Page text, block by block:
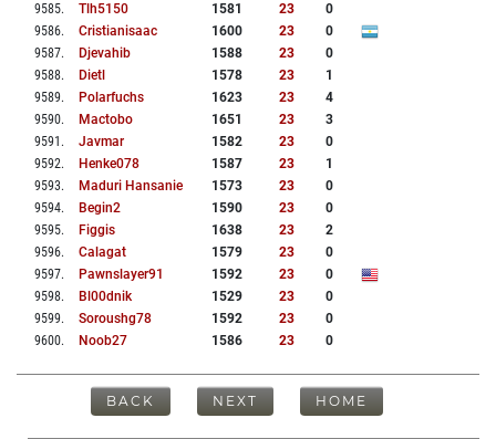
9585. Tlh5150 1581 23
0
9586. Cristianisaac 1600 23
0
9587. Djevahib 1588 23
0
9588. Dietl 1578 23
1
9589. Polarfuchs 1623 23
4
9590. Mactobo 1651 23
3
9591 . Javmar 1582 23
0
9592. Henke078 1587 23
1
9593. Maduri Hansanie 1573 23
0
9594. Begin2 1590 23
0
9595. Figgis 1638 23
2
9596. Calagat 1579 23
0
9597. Pawnslayer91 1592 23
0
9598. Bl00dnik 1529 23
0
9599. Soroushg78 1592 23
0
9600. Noob27 1586 23 0
BACK NEXT HOME